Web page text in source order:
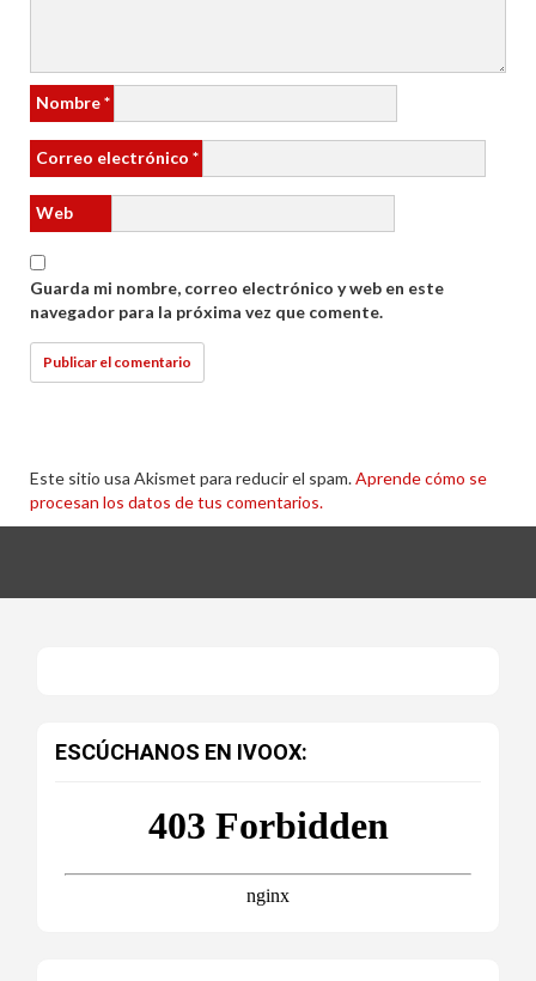
Nombre*
Correo electrónico *
Web
Guarda mi nombre, correo electrónico y web en este
navegador para la próxima vez que comente.
Este sitio usa Akismet para reducir el spam.Aprende cómo se
procesan los datos de tus comentarios.
ESCÚCHANOS EN IVOOX: